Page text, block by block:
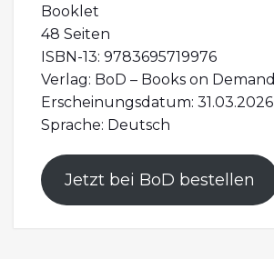
Booklet
48 Seiten
ISBN-13: 9783695719976
Verlag: BoD – Books on Demand
Erscheinungsdatum: 31.03.2026
Sprache: Deutsch
Jetzt bei BoD bestellen